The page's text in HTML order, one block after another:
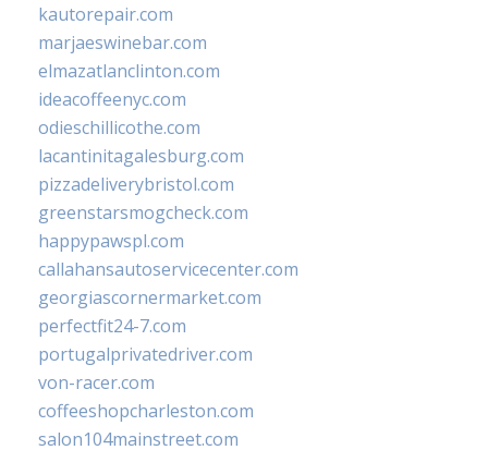
kautorepair.com
marjaeswinebar.com
elmazatlanclinton.com
ideacoffeenyc.com
odieschillicothe.com
lacantinitagalesburg.com
pizzadeliverybristol.com
greenstarsmogcheck.com
happypawspl.com
callahansautoservicecenter.com
georgiascornermarket.com
perfectfit24-7.com
portugalprivatedriver.com
von-racer.com
coffeeshopcharleston.com
salon104mainstreet.com